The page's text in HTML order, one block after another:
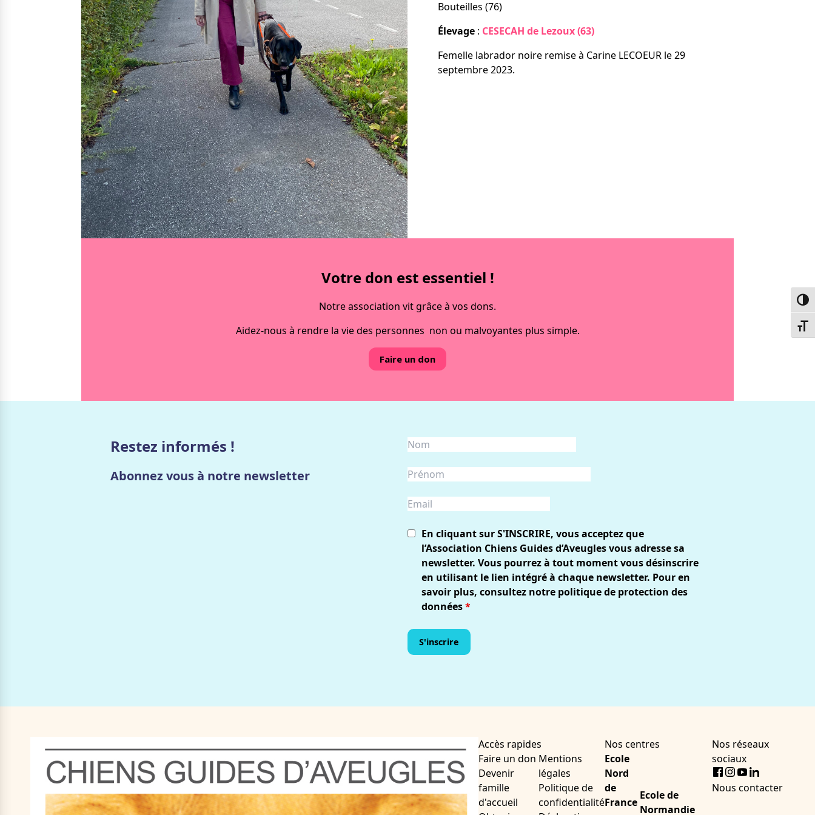
Nos solutions
Le chien guide d’aveugle
La canne blanche électronique
Le Bemob
Formation & Rééducation fonctionnelle
Formation
Rééducation fonctionnelle
Irremplaçables, la série
Nous contacter
Bouteilles (76)
Élevage : CESECAH de Lezoux (63)
Femelle labrador noire remise à Carine LECOEUR le 29
septembre 2023.
Votre don est essentiel !
Notre association vit grâce à vos dons.
Aidez-nous à rendre la vie des personnes non ou malvoyantes plus simple.
Faire un don
Restez informés !
Abonnez vous à notre newsletter
En cliquant sur S'INSCRIRE, vous acceptez que
l’Association Chiens Guides d’Aveugles vous adresse sa
newsletter. Vous pourrez à tout moment vous désinscrire
en utilisant le lien intégré à chaque newsletter. Pour en
savoir plus, consultez notre politique de protection des
données*
Accès rapides
Faire un don
Devenir
famille
d'accueil
Mentions
légales
Politique de
confidentialité
Nos centres
Ecole
Nord
de
France
Ecole de
Normandie
Nos réseaux
sociaux
Facebook
Instagram
Youtube
Nous contacter